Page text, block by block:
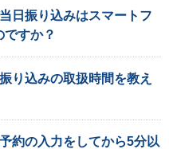
日振り込みはスマートフ
ですか？
り込みの取扱時間を教え
約の入力をしてから5分以